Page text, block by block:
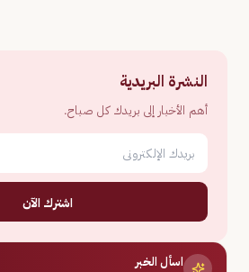
النشرة البريدية
أهم الأخبار إلى بريدك كل صباح.
اشترك الآن
اسأل الخبر